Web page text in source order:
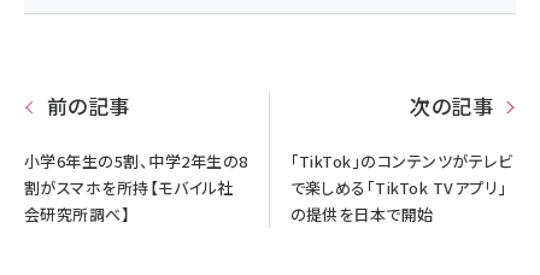
前の記事
小学6年生の5割、中学2年生の8
割がスマホを所持【モバイル社
会研究所調べ】
次の記事
「TikTok」のコンテンツがテレビ
で楽しめる「TikTok TVアプリ」
の提供を日本で開始